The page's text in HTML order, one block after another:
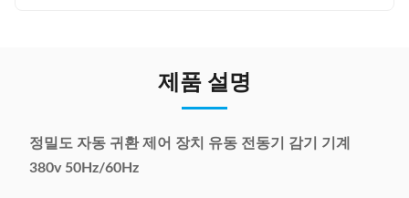
제품 설명
정밀도 자동 귀환 제어 장치 유동 전동기 감기 기계
380v 50Hz/60Hz